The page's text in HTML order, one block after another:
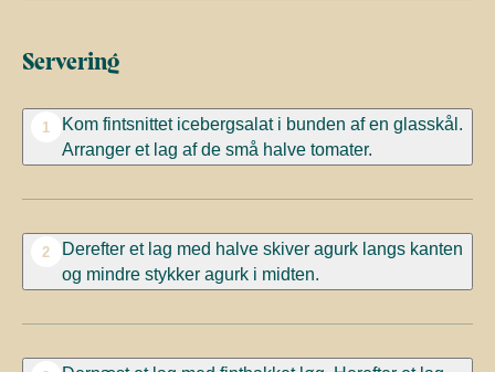
Servering
1
Kom fintsnittet icebergsalat i bunden af en glasskål.
Arranger et lag af de små halve tomater.
2
Derefter et lag med halve skiver agurk langs kanten
og mindre stykker agurk i midten.